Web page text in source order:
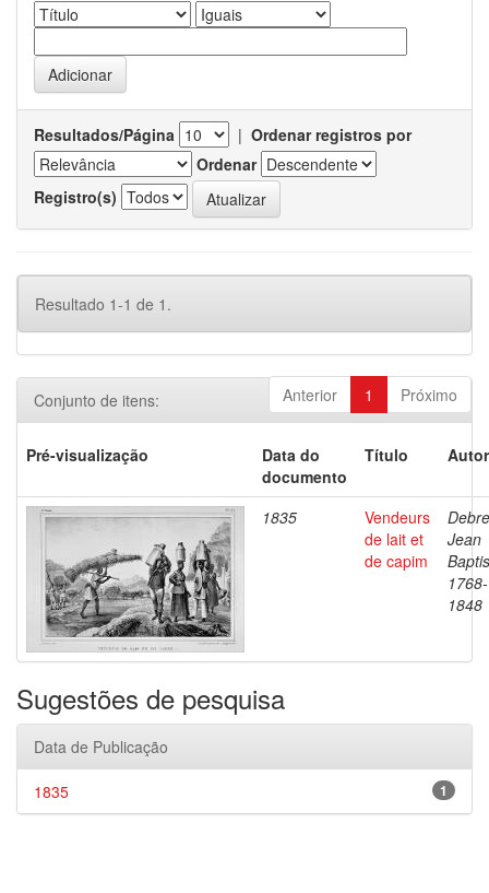
Resultados/Página | Ordenar registros por
Ordenar
Registro(s)
Resultado 1-1 de 1.
Anterior 1 Próximo
Conjunto de itens:
Pré-visualização
Data do
documento
Título
1835
Vendeurs
de lait et
de capim
Jean
1768-
1848
Sugestões de pesquisa
Data de Publicação
1
1835